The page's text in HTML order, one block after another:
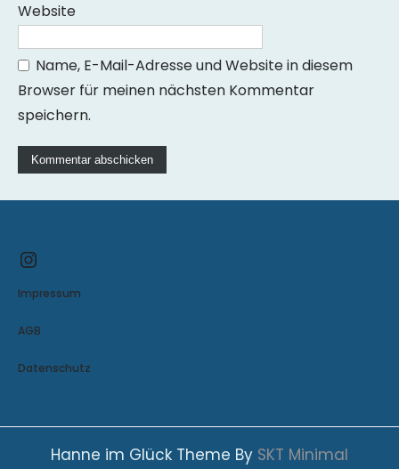
Website
Name, E-Mail-Adresse und Website in diesem
Browser für meinen nächsten Kommentar
speichern.
Impressum
AGB
Datenschutz
Hanne im Glück Theme By SKT Minimal